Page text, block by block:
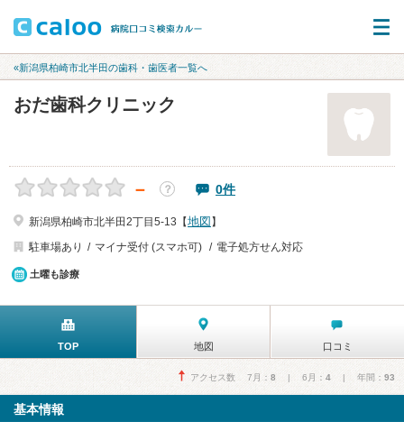
«新潟県柏崎市北半田の歯科・歯医者一覧へ
おだ歯科クリニック
－ ？ 0件
新潟県柏崎市北半田2丁目5-13【地図 】
駐車場あり
マイナ受付 (スマホ可) 電子処方せん対応
土曜も診療
TOP 地図 口コミ
アクセス数 7月： 8 | 6月： 4 | 年間： 93
基本情報